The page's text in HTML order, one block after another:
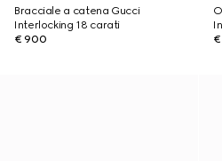
Bracciale a catena Gucci
Interlocking 18 carati
€ 900
€